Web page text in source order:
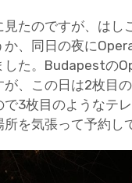
たのですが、はし
、同日の夜に
した。Budapestの
が、この日は2枚目
で3枚目のようなテ
を気張って予約し